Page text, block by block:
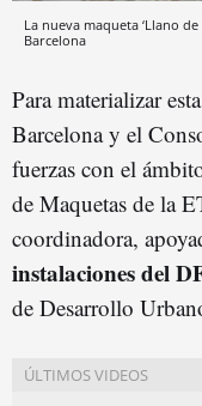
La nueva maqueta ‘Llano de
Barcelona
Para materializar
Barcelona y el
fuerzas con el
de Maquetas de la
coordinadora,
instalaciones del
de Desarrollo